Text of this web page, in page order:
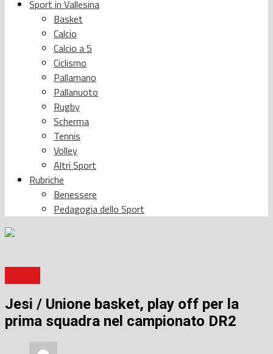
Sport in Vallesina
Basket
Calcio
Calcio a 5
Ciclismo
Pallamano
Pallanuoto
Rugby
Scherma
Tennis
Volley
Altri Sport
Rubriche
Benessere
Pedagogia dello Sport
Jesi / Unione basket, play off per la
prima squadra nel campionato DR2